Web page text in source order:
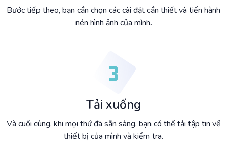
Bước tiếp theo, bạn cần chọn các cài đặt cần thiết và tiến hành
nén hình ảnh của mình.
Tải xuống
Và cuối cùng, khi mọi thứ đã sẵn sàng, bạn có thể tải tập tin về
thiết bị của mình và kiểm tra.